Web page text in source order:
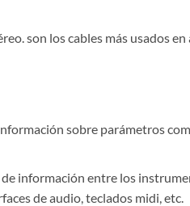
son los cables más usados
sobre parámetros
información entre los
de audio, teclados midi, etc.